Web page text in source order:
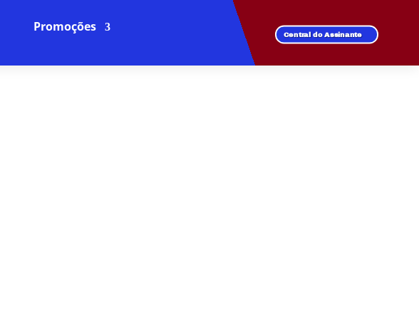
Promoções Central do Assinante